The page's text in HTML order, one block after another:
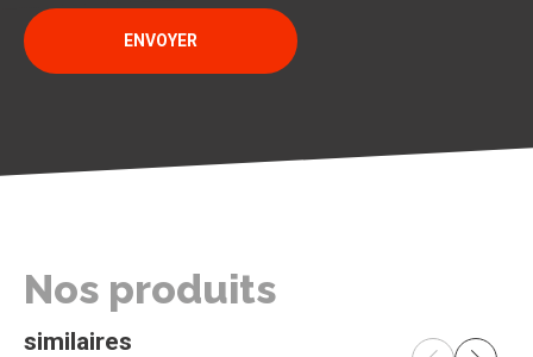
ENVOYER
Nos produits
similaires